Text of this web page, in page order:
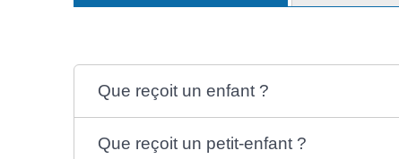
Que reçoit un enfant ?
Que reçoit un petit-enfant ?